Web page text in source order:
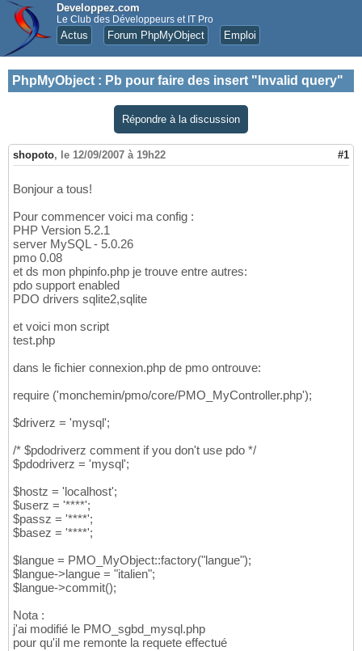
Developpez.com
Le Club des Développeurs et IT Pro
Actus Forum PhpMyObject Emploi
PhpMyObject : Pb pour faire des insert "Invalid query"
Répondre à la discussion
shopoto, le 12/09/2007 à 19h22 #1
Bonjour a tous!
Pour commencer voici ma config :
PHP Version 5.2.1
server MySQL - 5.0.26
pmo 0.08
et ds mon phpinfo.php je trouve entre autres:
pdo support enabled
PDO drivers sqlite2,sqlite
et voici mon script
test.php
dans le fichier connexion.php de pmo ontrouve:
require ('monchemin/pmo/core/PMO_MyController.php');
$driverz = 'mysql';
/* $pdodriverz comment if you don't use pdo */
$pdodriverz = 'mysql';
$hostz = 'localhost';
$userz = '****';
$passz = '****';
$basez = '****';
$langue = PMO_MyObject::factory("langue");
$langue->langue = "italien";
$langue->commit();
Nota :
j'ai modifié le PMO_sgbd_mysql.php
pour qu'il me remonte la requete effectué